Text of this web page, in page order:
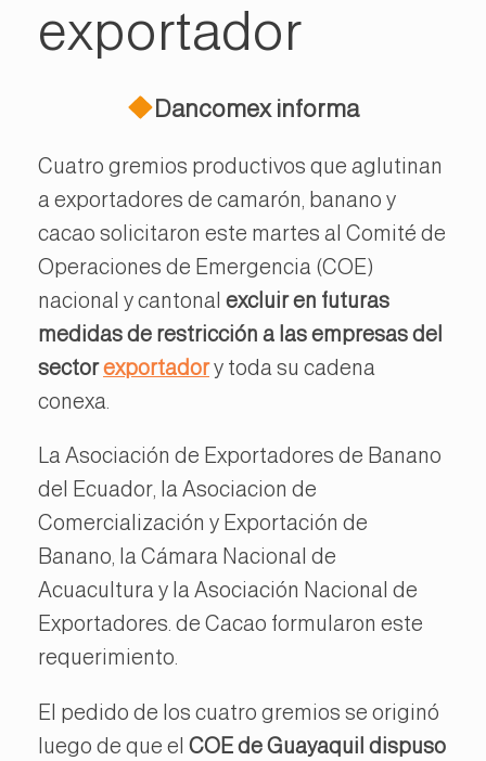
exportador
Dancomex informa
Cuatro gremios productivos que aglutinan
a exportadores de camarón, banano y
cacao solicitaron este martes al Comité de
Operaciones de Emergencia (COE)
nacional y cantonal excluir en futuras
medidas de restricción a las empresas del
sectorexportadory toda su cadena
conexa.
La Asociación de Exportadores de Banano
del Ecuador, la Asociacion de
Comercialización y Exportación de
Banano, la Cámara Nacional de
Acuacultura y la Asociación Nacional de
Exportadores. de Cacao formularon este
requerimiento.
El pedido de los cuatro gremios se originó
luego de que el COE de Guayaquil dispuso